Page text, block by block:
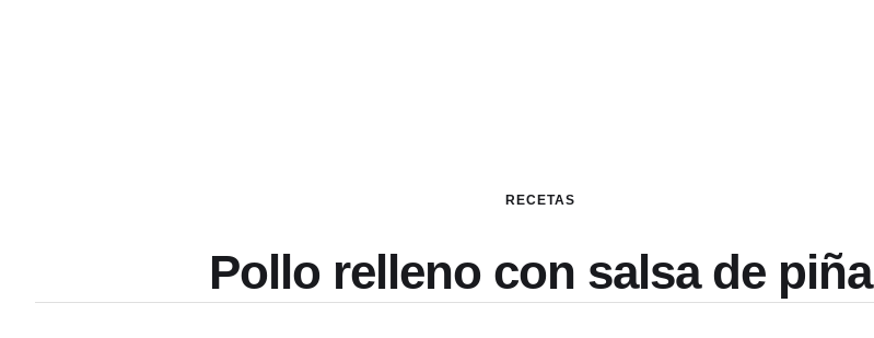
RECETAS
Pollo relleno con salsa de piña